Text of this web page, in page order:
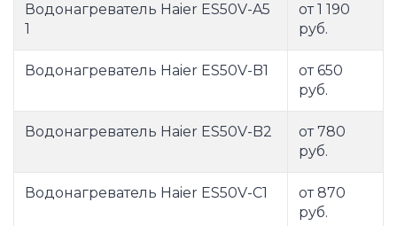
Водонагреватель Haier ES50V-A5
1
от 1 190
руб.
Водонагреватель Haier ES50V-B1
от 650
руб.
Водонагреватель Haier ES50V-B2
от 780
руб.
Водонагреватель Haier ES50V-C1
от 870
руб.